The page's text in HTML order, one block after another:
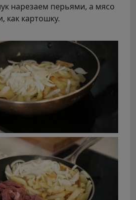
нарезаем перьями, а мясо
как картошку.